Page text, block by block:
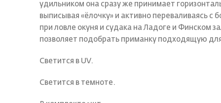
удильником она сразу же принимает
выписывая «ёлочку» и активно переваливаясь с
при ловле окуня и судака на Ладоге и Финском
позволяет подобрать приманку подходящую
Светится в UV.
Светится в темноте.